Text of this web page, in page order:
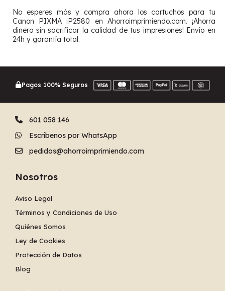
No esperes más y compra ahora los cartuchos para tu
Canon PIXMA iP2580 en Ahorroimprimiendo.com. ¡Ahorra
dinero sin sacrificar la calidad de tus impresiones! Envío en
24h y garantía total.
Pagos 100% Seguros
601 058 146
Escríbenos por WhatsApp
pedidos@ahorroimprimiendo.com
Nosotros
Aviso Legal
Términos y Condiciones de Uso
Quiénes Somos
Ley de Cookies
Protección de Datos
Blog